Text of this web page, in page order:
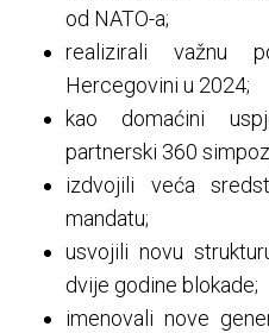
od NATO-a;
realizirali važnu
Hercegovini u 2024;
kao domaćini
partnerski 360
izdvojili veća
mandatu;
usvojili novu
dvije godine blokade;
imenovali nove